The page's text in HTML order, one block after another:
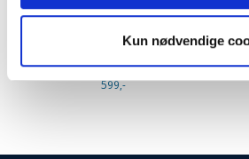
Kun nødvendige
Plus leveringsomkostninger.
til pakkeshop ved køb over
599,-
Elite
Plus
til